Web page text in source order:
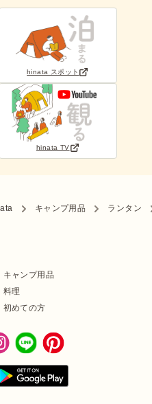
hinata スポット
hinata TV
キャンプ用品 ランタン
キャンプ用品
料理
初めての方